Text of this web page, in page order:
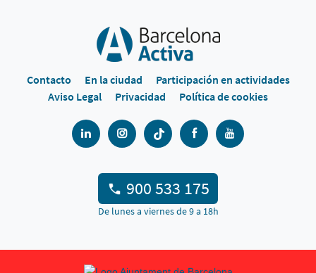
Contacto En la ciudad
Participación en actividades
Aviso Legal
Privacidad Política de cookies
900 533 175
De lunes a viernes de 9 a 18h